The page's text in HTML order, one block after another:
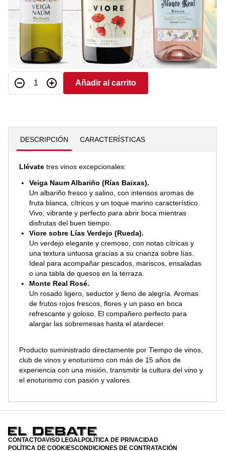
especialmente pensado para terrazas, jardines, comidas
al aire libre y momentos de puro placer.
41,50 €
Cantidad
Añadir al carrito
DESCRIPCIÓN CARACTERÍSTICAS
Llévate tres vinos excepcionales:
Veiga Naum Albariño (Rías Baixas).
Un albariño fresco y salino, con intensos aromas de
fruta blanca, cítricos y un toque marino característico.
Vivo, vibrante y perfecto para abrir boca mientras
disfrutas del buen tiempo.
Viore sobre Lías Verdejo (Rueda).
Un verdejo elegante y cremoso, con notas cítricas y
una textura untuosa gracias a su crianza sobre lías.
Ideal para acompañar pescados, mariscos, ensaladas
o una tabla de quesos en la terraza.
Monte Real Rosé.
Un rosado ligero, seductor y lleno de alegría. Aromas
de frutos rojos frescos, flores y un paso en boca
refrescante y goloso. El compañero perfecto para
alargar las sobremesas hasta el atardecer.
Producto suministrado directamente por Tiempo de vinos,
club de vinos y enoturismo con más de 15 años de
experiencia con una misión, transmitir la cultura del vino y
el enoturismo con pasión y valores.
CONTACTOAVISO LEGALPOLÍTICA DE PRIVACIDAD
POLÍTICA DE COOKIESCONDICIONES DE CONTRATACIÓN